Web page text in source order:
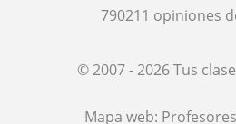
790211 opiniones
© 2007 - 2026 Tus
Mapa web: